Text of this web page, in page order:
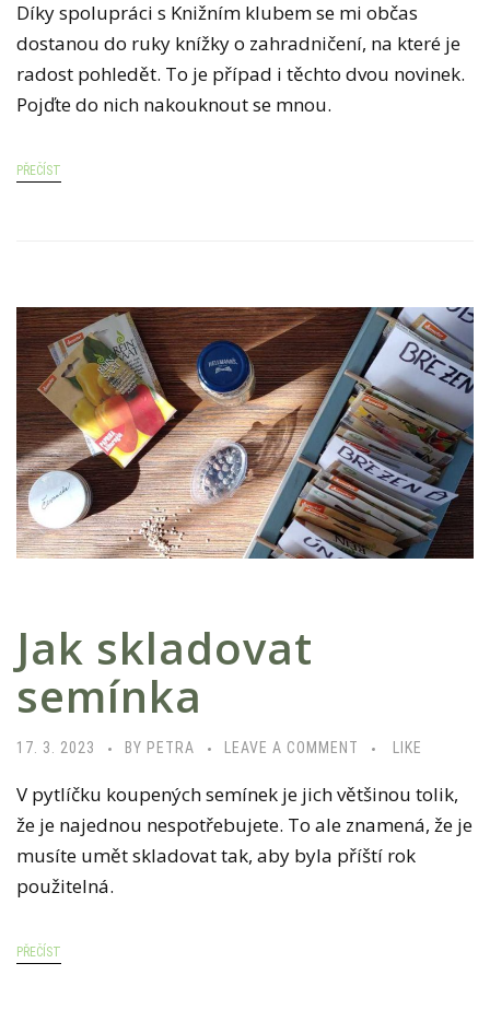
Díky spolupráci s Knižním klubem se mi občas
dostanou do ruky knížky o zahradničení, na které je
radost pohledět. To je případ i těchto dvou novinek.
Pojďte do nich nakouknout se mnou.
PŘEČÍST
Jak skladovat
semínka
17. 3. 2023 BY PETRA LEAVE A COMMENT LIKE
V pytlíčku koupených semínek je jich většinou tolik,
že je najednou nespotřebujete. To ale znamená, že je
musíte umět skladovat tak, aby byla příští rok
použitelná.
PŘEČÍST